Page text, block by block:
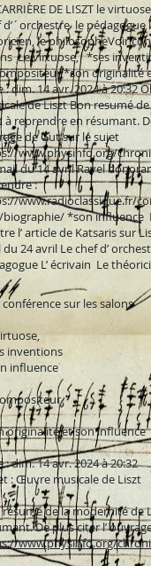
DE LISZT le
d’´orchestre le pédagogue
le philosophe ​ ​ ​ ​ Voir
Le virtuose, *ses
*son originalité
: dim. 14 avr. 2024 à 20:32
de Liszt Bon resumé
à reprendre en résumant.
de Gut sur le sujet
www.physinfo.org/
du 14 avril Ravel
:
www.radioclassique.fr/
biographie/ *son influence
l’ article de Katsaris sur
du 24 avril Le chef d’
L’ écrivain Le
conférence sur les salons
inventions
influence
originalité et son influence
: dim. 14 avr. 2024 à 20:32
: Œuvre musicale de Liszt
resumé de la modernité de
De plus citer l’
www.physinfo.org/